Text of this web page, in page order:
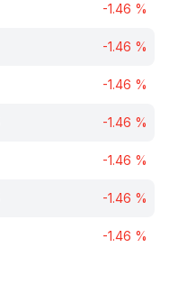
-1.46 %
-1.46 %
-1.46 %
-1.46 %
-1.46 %
-1.46 %
-1.46 %